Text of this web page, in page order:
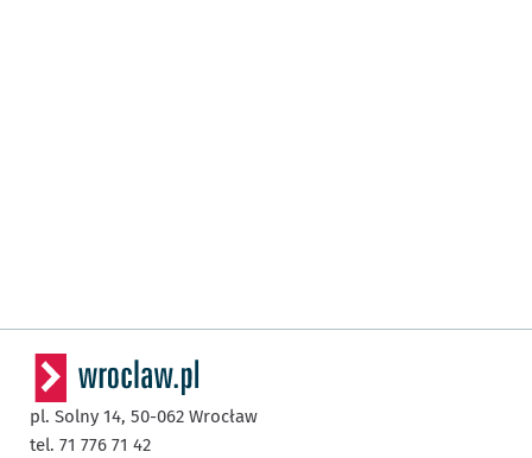
pl. Solny 14, 50-062 Wrocław
tel. 71 776 71 42